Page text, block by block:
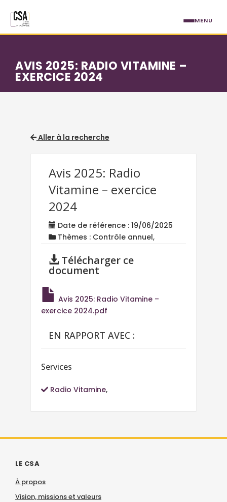
AVIS 2025: RADIO VITAMINE –
EXERCICE 2024
Aller à la recherche
Avis 2025: Radio
Vitamine – exercice
2024
Date de référence : 19/06/2025
Thèmes : Contrôle annuel,
Télécharger ce
document
Avis 2025: Radio Vitamine –
exercice 2024.pdf
EN RAPPORT AVEC :
Services
Radio Vitamine,
LE CSA
À propos
Vision, missions et valeurs
MENU